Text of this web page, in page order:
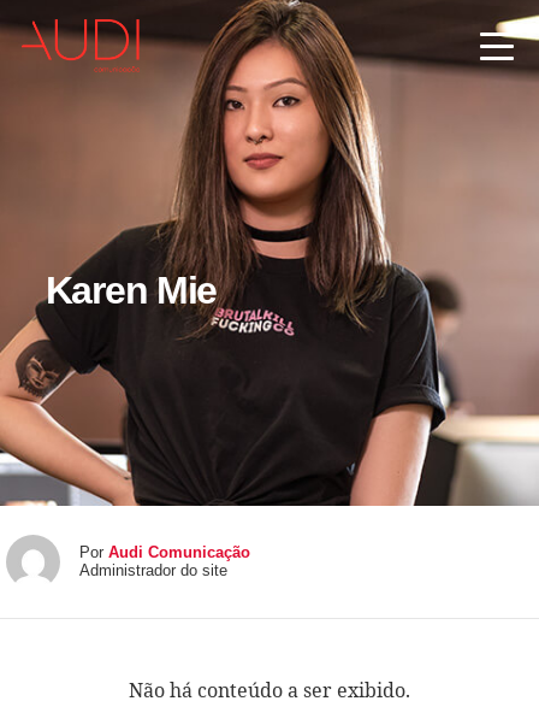
Karen Mie
Por Audi Comunicação
Administrador do site
Não há conteúdo a ser exibido.